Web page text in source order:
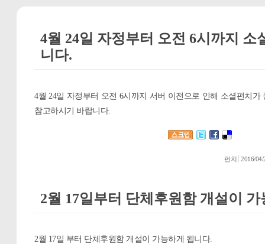
4월 24일 자정부터 오전 6시까지 소
니다.
4월 24일 자정부터 오전 6시까지 서버 이전으로 인해 소셜펀치가
참고하시기 바랍니다.
펀치 2016/04/
2월 17일부터 단체후원함 개설이
2월 17일 부터 단체후원함 개설이 가능하게 됩니다.